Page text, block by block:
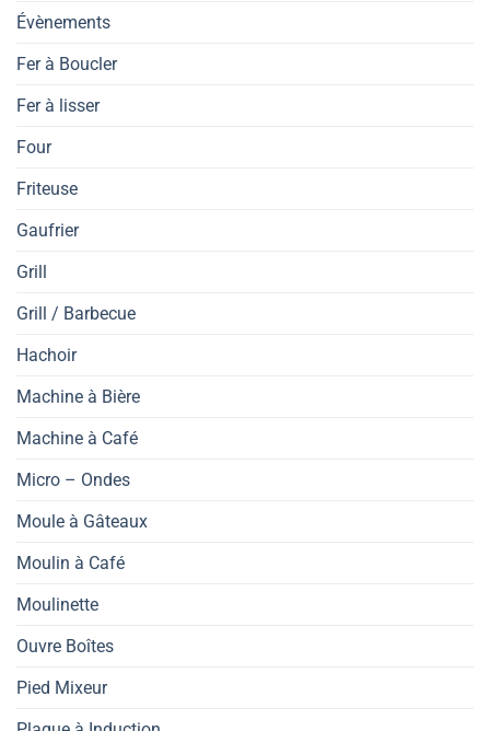
Évènements
Fer à Boucler
Fer à lisser
Four
Friteuse
Gaufrier
Grill
Grill / Barbecue
Hachoir
Machine à Bière
Machine à Café
Micro – Ondes
Moule à Gâteaux
Moulin à Café
Moulinette
Ouvre Boîtes
Pied Mixeur